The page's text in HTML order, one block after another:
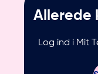
Allerede
Log ind i Mit